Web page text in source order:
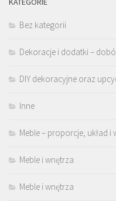
Bez kategorii
Dekoracje i dodatki –
DIY dekoracyjne oraz
Inne
Meble – proporcje, układ i
Meble i wnętrza
Meble i wnętrza